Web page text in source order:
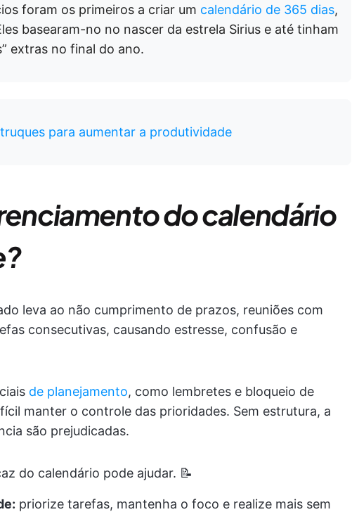
foram os primeiros a criar um calendário de 365 dias,
basearam-no no nascer da estrela Sirius e até tinham
extras no final do ano.
para aumentar a produtividade
do calendário
leva ao não cumprimento de prazos, reuniões com
consecutivas, causando estresse, confusão e
de planejamento, como lembretes e bloqueio de
manter o controle das prioridades. Sem estrutura, a
são prejudicadas.
do calendário pode ajudar. 📝
priorize tarefas, mantenha o foco e realize mais sem